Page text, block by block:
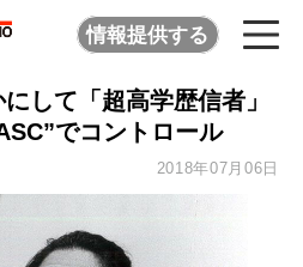
情報提供する
して「超高学歴信者」
でコントロール
2018年07月06日